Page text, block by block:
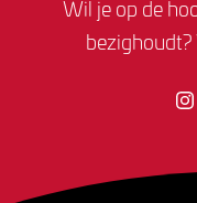
Wil je op de
bezighoudt?